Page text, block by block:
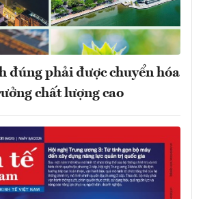
đúng phải được chuyển hóa
chất lượng cao